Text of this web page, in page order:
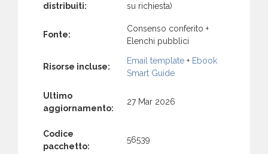
distribuiti: su richiesta)
Fonte:
Consenso conferito +
Elenchi pubblici
Risorse incluse:
Email template + Ebook
Smart Guide
Ultimo
aggiornamento:
27 Mar 2026
Codice
pacchetto:
56539